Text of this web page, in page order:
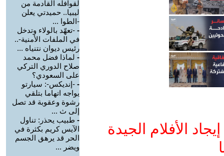
الأفلام الجيدة
لقوافله القادمة من
ليبيا.. حميدتي يعلن
-الطوا ...
- -تعهّد بالولاء وتدخل
في الملفات الأمنية-..
رئيس ديوان نتنياه ...
- لماذا فضل محمد
صلاح الدوري التركي
على السعودي؟
- -إنديكس-: سيارتو
يواجه اتهاما بتلقي
رشوة وعقوبة قد تصل
إلى ث ...
- طبيب يحذر: تناول
الآيس كريم بكثرة في
الحر قد يرهق الجسم
ويضر ...